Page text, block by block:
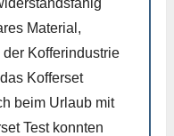
Material,
Kofferindustrie
Kofferset
beim Urlaub mit
Test konnten